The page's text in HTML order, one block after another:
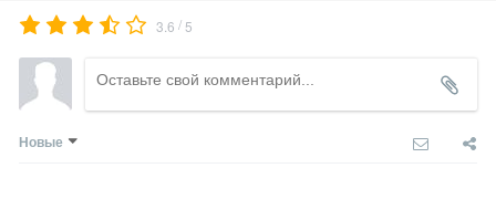
3.6 / 5
Новые